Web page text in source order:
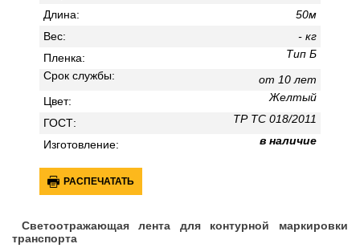
Длина:
50м
Вес:
- кг
Пленка:
Тип Б
Срок службы:
от 10 лет
Цвет:
Желтый
ГОСТ:
ТР ТС 018/2011
Изготовление:
в наличие
РАСПЕЧАТАТЬ
Светоотражающая лента для контурной маркировки
транспорта